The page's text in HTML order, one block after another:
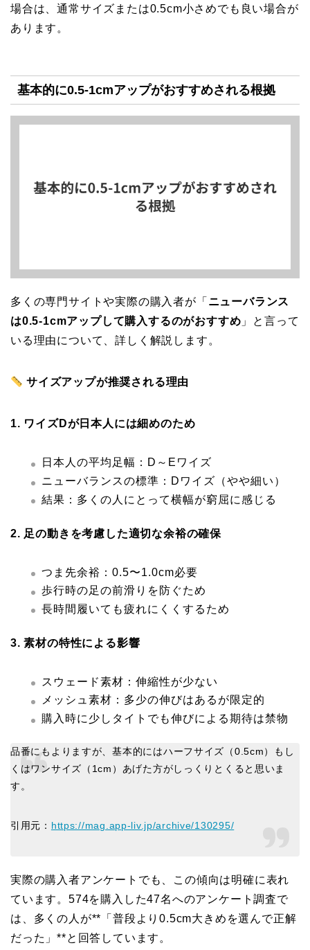
場合は、通常サイズまたは0.5cm小さめでも良い場合が
あります。
基本的に0.5-1cmアップがおすすめされる根拠
多くの専門サイトや実際の購入者が「 ニューバランス
は0.5-1cmアップして購入するのがおすすめ 」と言って
いる理由について、詳しく解説します。
サイズアップが推奨される理由
1. ワイズDが日本人には細めのため
日本人の平均足幅：D～Eワイズ
ニューバランスの標準：Dワイズ（やや細い）
結果：多くの人にとって横幅が窮屈に感じる
2. 足の動きを考慮した適切な余裕の確保
つま先余裕：0.5〜1.0cm必要
歩行時の足の前滑りを防ぐため
長時間履いても疲れにくくするため
3. 素材の特性による影響
スウェード素材：伸縮性が少ない
メッシュ素材：多少の伸びはあるが限定的
購入時に少しタイトでも伸びによる期待は禁物
品番にもよりますが、基本的にはハーフサイズ（0.5cm）もし
くはワンサイズ（1cm）あげた方がしっくりとくると思いま
す。
引用元： https://mag.app-liv.jp/archive/130295/
実際の購入者アンケートでも、この傾向は明確に表れ
ています。574を購入した47名へのアンケート調査で
は、多くの人が**「普段より0.5cm大きめを選んで正解
だった」**と回答しています。